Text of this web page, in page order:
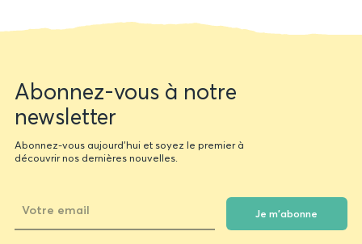
Newsletter
form
Abonnez-vous à notre
newsletter
Abonnez-vous aujourd'hui et soyez le premier à
découvrir nos dernières nouvelles.
Je m'abonne